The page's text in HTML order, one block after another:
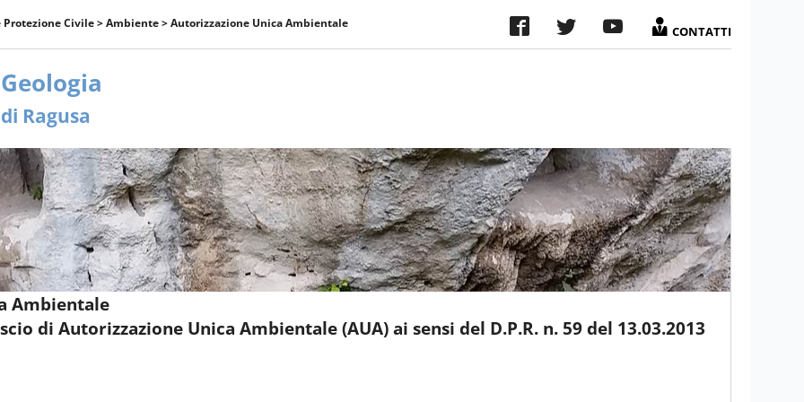
Civile> Ambiente > Autorizzazione Unica Ambientale
CONTATTI
Ragusa
Ambientale
di Autorizzazione Unica Ambientale (AUA) ai sensi del D.P.R. n. 59 del 13.03.2013